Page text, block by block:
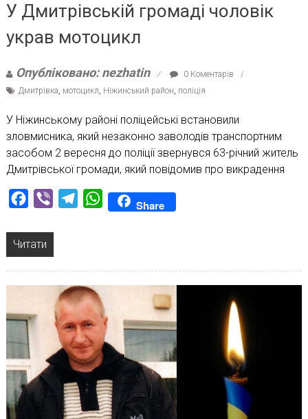
У Дмитрівській громаді чоловік
украв мотоцикл
Опубліковано: nezhatin
0 Коментарів
Дмитрівка, мотоцикл, Ніжинський район, поліція
У Ніжинському районі поліцейські встановили
зловмисника, який незаконно заволодів транспортним
засобом 2 вересня до поліції звернувся 63-річний житель
Дмитрівської громади, який повідомив про викрадення
Facebook
Viber TelegramWhatsAppShare
Читати